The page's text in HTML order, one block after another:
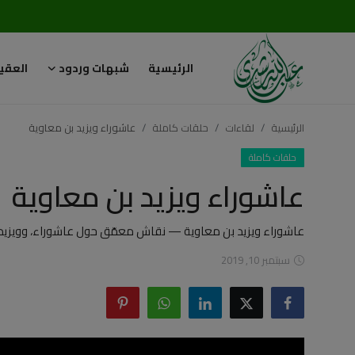
الرئيسية شبهات وردود
تسجيل
الدخول
شبهات وردود
العقيدة الإسلامية
رسائل مهمة
أحكام وفتاوى
الرئيسية لقاءات حلقات كاملة عاشوراء ويزيد بن معاوية
حلقات كاملة
عاشوراء ويزيد بن معاوية
عاشوراء ويزيد بن معاوية — نقاش معمّق حول عاشوراء،
سبتمبر 10, 2019